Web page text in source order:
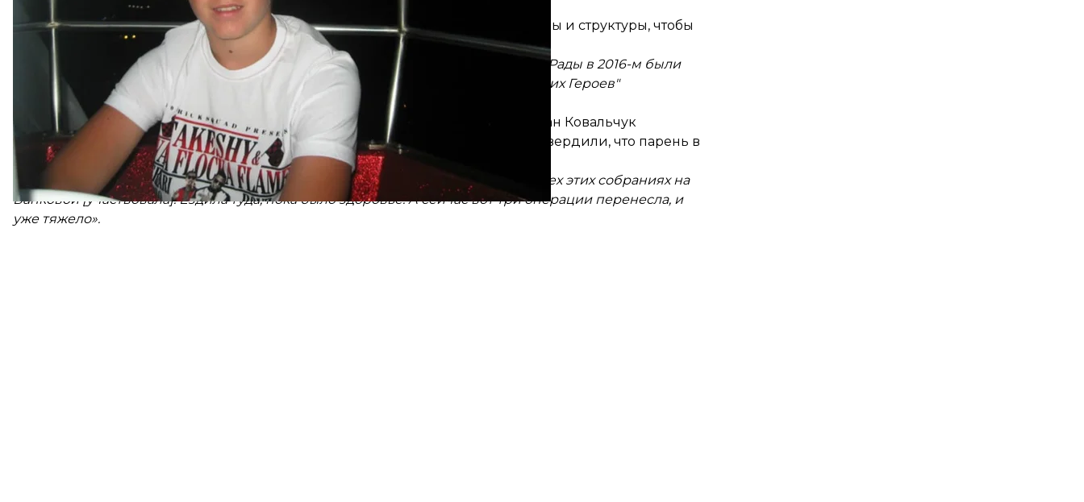
с внуком есть только иногда телефоном.
Бабушка стучала во все двери — писала в украинские государственные органы и структуры, чтобы
добиться освобождения внука. Ответ был:
«Такого нигде нет».
«Ну, но как это может нигде не быть, если на центральной трибуне Верховной Рады в 2016-м были
фотографии этих детей с подписью “Наши Герои?”. Ну вот до сих пор этих "Наших Героев"
освобождают».
Следовательно, Татьяна раздобыла справку, которая свидетельствовала: Богдан Ковальчук
находится в 28-й колонии в Торезе. Передала ее на Киев, после чего там подтвердили, что парень в
плену. Но в освобождении это не помогло.
«В Координационный штаб писала, президенту не раз писала. В митингах и всех этих собраниях на
Банковой [участвовала]. Ездила туда, пока было здоровье. А сейчас вот три операции перенесла, и
уже тяжело».